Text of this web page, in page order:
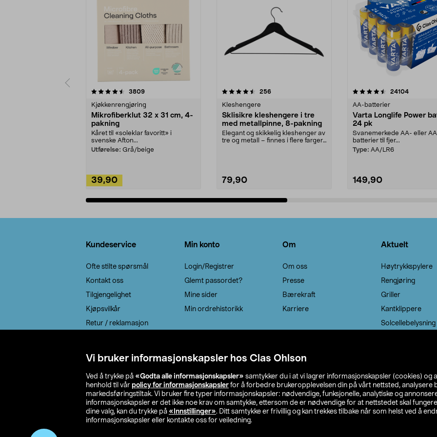
Vi bruker informasjonskapsler hos Clas Ohlson
Ved å trykke på «Godta alle informasjonskapsler» samtykker du i at vi lagrer informasjonskapsler (cookies) og
henhold til vår policy for informasjonskapsler for å forbedre brukeropplevelsen din på vårt nettsted, analysere
markedsføringstiltak. Vi bruker fire typer informasjonskapsler: nødvendige, funksjonelle, analytiske og
informasjonskapsler er det ikke noe krav om samtykke, ettersom de er nødvendige for at nettstedet skal
dine valg, kan du trykke på «Innstillinger». Ditt samtykke er frivillig og kan trekkes tilbake når som helst ved å
informasjonskapsler eller kontakte oss for veiledning.
3809anmeldelser
Kjøkkenrengjøring
Mikrofiberklut 32 x 31 cm, 4-
pakning
Kåret til «soleklar favoritt» i
svenske Afton...
Utførelse: Grå/beige
39,90
4.5av 5 stjerner 256anmeldelser
Kleshengere
Sklisikre kleshengere i tre
med metallpinne, 8-pakning
Elegant og skikkelig kleshenger av
tre og metall – finnes i flere farger.
79,90
4.5av 5 stjerner 24104
AA-batterier
Varta Longlife Power
24 pk
Svanemerkede AA- eller
batterier til fjer...
Type: AA/LR6
149,90
4.5av 5 stjerner
Kundeservice
Ofte stilte spørsmål
Kontakt oss
Tilgjengelighet
Kjøpsvilkår
Retur / reklamasjon
Min konto
Login/Registrer
Glemt passordet?
Mine sider
Min ordrehistorikk
Om
Om oss
Presse
Bærekraft
Karriere
Aktuelt
Høytrykkspylere
Rengjøring
Griller
Kantklippere
Solcellebelysning